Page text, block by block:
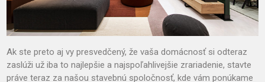
Ak ste preto aj vy presvedčený, že vaša domácnosť si odteraz
zaslúži už iba to najlepšie a najspoľahlivejšie zrariadenie, stavte
práve teraz za našou stavebnú spoločnosť, kde vám ponúkame